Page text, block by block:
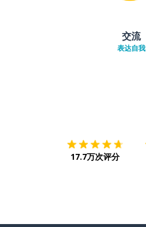
交流
表达自我
17.7万次评分